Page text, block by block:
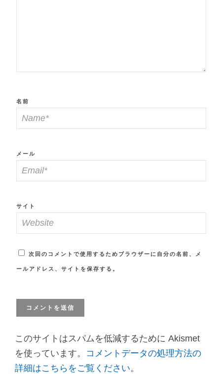
名前
メール
サイト
次回のコメントで使用するためブラウザーに自分の名前、メ
ールアドレス、サイトを保存する。
このサイトはスパムを低減するために Akismet
を使っています。 コメントデータの処理方法の
詳細はこちらをご覧ください。